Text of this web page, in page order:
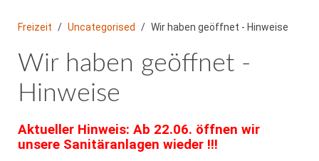
Freizeit Uncategorised Wir haben geöffnet - Hinweise
Wir haben geöffnet -
Hinweise
Aktueller Hinweis: Ab 22.06. öffnen wir
unsere Sanitäranlagen wieder !!!